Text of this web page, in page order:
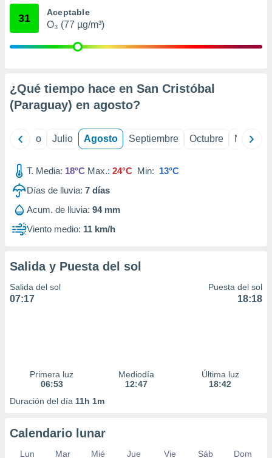
publicidad
1199
31 Aceptable
O₃ (77 µg/m³)
¿Qué tiempo hace en San Cristóbal
(Paraguay) en agosto?
Junio Julio Agosto Septiembre Octubre
T. Media: 18°C Max.: 24°C Min: 13°C
Días de lluvia: 7 días
Acum. de lluvia: 94 mm
Viento medio: 11 km/h
Salida y Puesta del sol
Salida del sol
07:17
Puesta del sol
18:18
Primera luz
06:53
Mediodía
12:47
Última luz
18:42
Duración del día 11h 1m
Calendario lunar
Lun Mar Mié Jue Vie Sáb
Dom